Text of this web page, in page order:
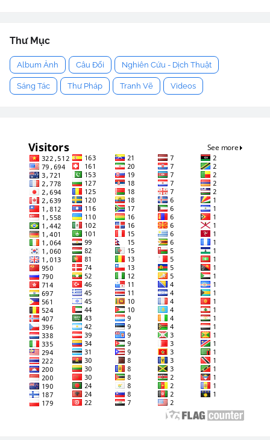
Thư Mục
Album Ảnh Câu Đối Nghiên Cứu - Dịch Thuật
Sáng Tác Thư Pháp Tranh Vẽ Videos